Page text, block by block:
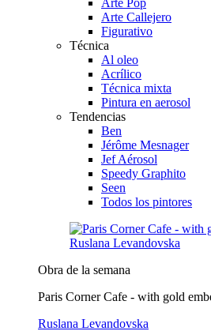
Arte Callejero
Figurativo
Técnica
Al oleo
Acrílico
Técnica mixta
Pintura en aerosol
Tendencias
Ben
Jérôme Mesnager
Jef Aérosol
Speedy Graphito
Seen
Todos los pintores
Obra de la semana
Paris Corner Cafe - with gold
Ruslana Levandovska